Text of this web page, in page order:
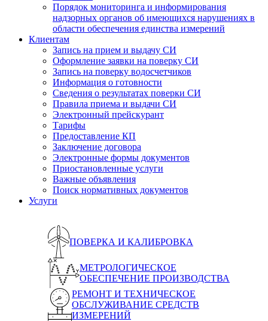
Порядок мониторинга и информирования
надзорных органов об имеющихся нарушениях в
области обеспечения единства измерений
Клиентам
Запись на прием и выдачу СИ
Оформление заявки на поверку СИ
Запись на поверку водосчетчиков
Информация о готовности
Сведения о результатах поверки СИ
Правила приема и выдачи СИ
Электронный прейскурант
Тарифы
Предоставление КП
Заключение договора
Электронные формы документов
Приостановленные услуги
Важные объявления
Поиск нормативных документов
Услуги
ПОВЕРКА И КАЛИБРОВКА
МЕТРОЛОГИЧЕСКОЕ
ОБЕСПЕЧЕНИЕ ПРОИЗВОДСТВА
РЕМОНТ И ТЕХНИЧЕСКОЕ
ОБСЛУЖИВАНИЕ СРЕДСТВ
ИЗМЕРЕНИЙ